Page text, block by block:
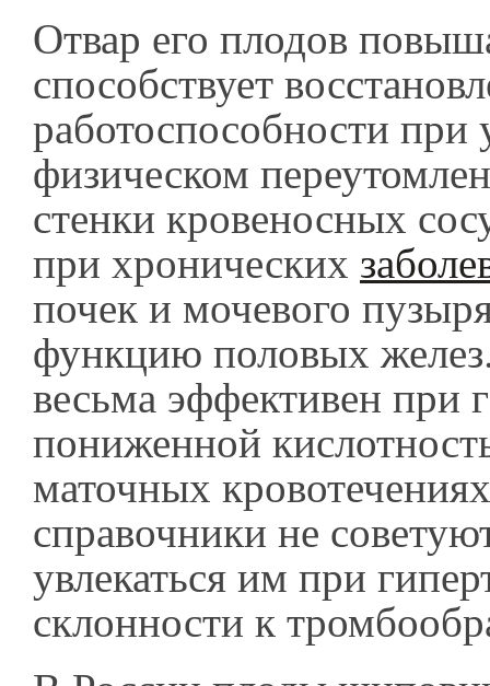
Отвар его плодов
способствует
работоспособности
физическом
стенки кровеносных
при хронических
почек и мочевого
функцию половых
весьма эффективен при
пониженной
маточных
справочники не
увлекаться им при
склонности к